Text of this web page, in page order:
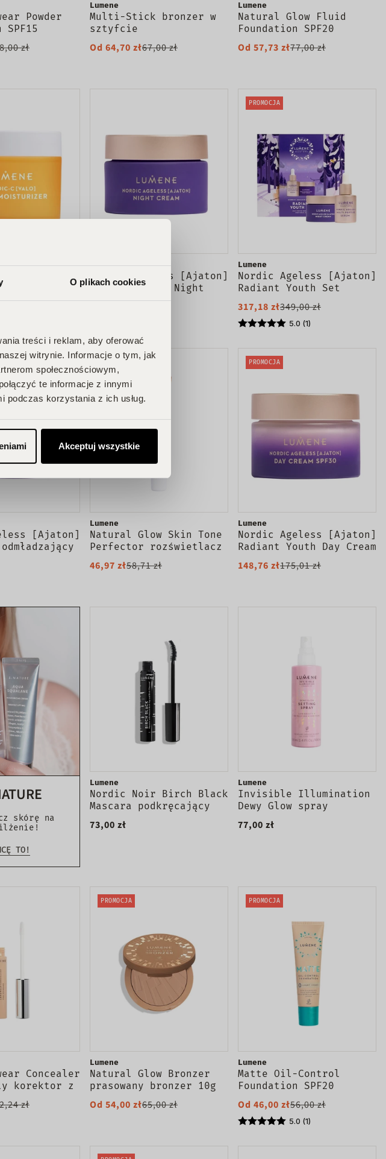
O plikach cookies
treści i reklam, aby oferować
witrynie. Informacje o tym, jak
społecznościowym,
te informacje z innymi
podczas korzystania z ich usług.
Akceptuj wszystkie
Powder
puder do
zł
Lumene
Multi-Stick bronzer w
sztyfcie
Od 64,70 zł67,00 zł
Lumene
Natural Glow Fluid
Foundation SPF20
podkład rozświetlająco-
wygładzający
Od 57,73 zł77,00 zł
Glow
krem do
cery 50ml
Lumene
Nordic Ageless [Ajaton]
Radiant Youth Night
Cream wygładzająco-
PROMOCJA
Lumene
Nordic Ageless [Ajaton]
Radiant Youth Set
zestaw serum do twarzy
30ml + krem do twarzy
50ml
317,18 zł349,00 zł
5.0 (1)
[Ajaton]
15ml
PROMOCJA
Lumene
Natural Glow Skin Tone
Perfector rozświetlacz
w kremie 1 Honey Glow
20ml
46,97 zł58,71 zł
PROMOCJA
Lumene
Nordic Ageless [Ajaton]
Radiant Youth Day Cream
SPF30 odmładzający krem
do twarzy na dzień 50ml
148,76 zł175,01 zł
skórę na
TO!
Lumene
Nordic Noir Birch Black
Mascara podkręcający
tusz do rzęs 9ml
73,00 zł
Lumene
Invisible Illumination
Dewy Glow spray
utrwalający makijaż
100ml
77,00 zł
Concealer
korektor z
8.5ml
zł
PROMOCJA
Lumene
Natural Glow Bronzer
prasowany bronzer 10g
Od 54,00 zł65,00 zł
PROMOCJA
Lumene
Matte Oil-Control
Foundation SPF20
podkład matujący do
twarzy 30ml
Od 46,00 zł56,00 zł
5.0 (1)